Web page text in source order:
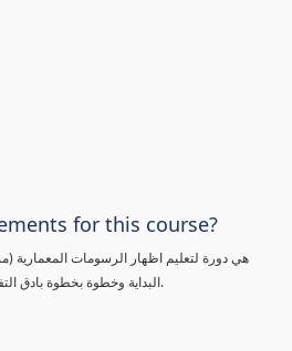
for this course?
هي دورة لتعليم اظهار الرسومات
البداية وخطوة بخطوة بادق التفاصيل لتصل الي الاحتراف بإذن الله.